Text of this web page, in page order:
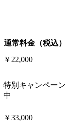
通常料金（税込）
￥22,000
特別キャンペーン
中
￥33,000